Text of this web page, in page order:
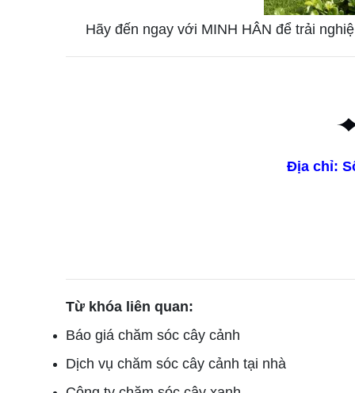
Hãy đến ngay với MINH HÂN để trải
Địa chỉ:
Từ khóa liên quan:
Báo giá chăm sóc cây cảnh
Dịch vụ chăm sóc cây cảnh tại nhà